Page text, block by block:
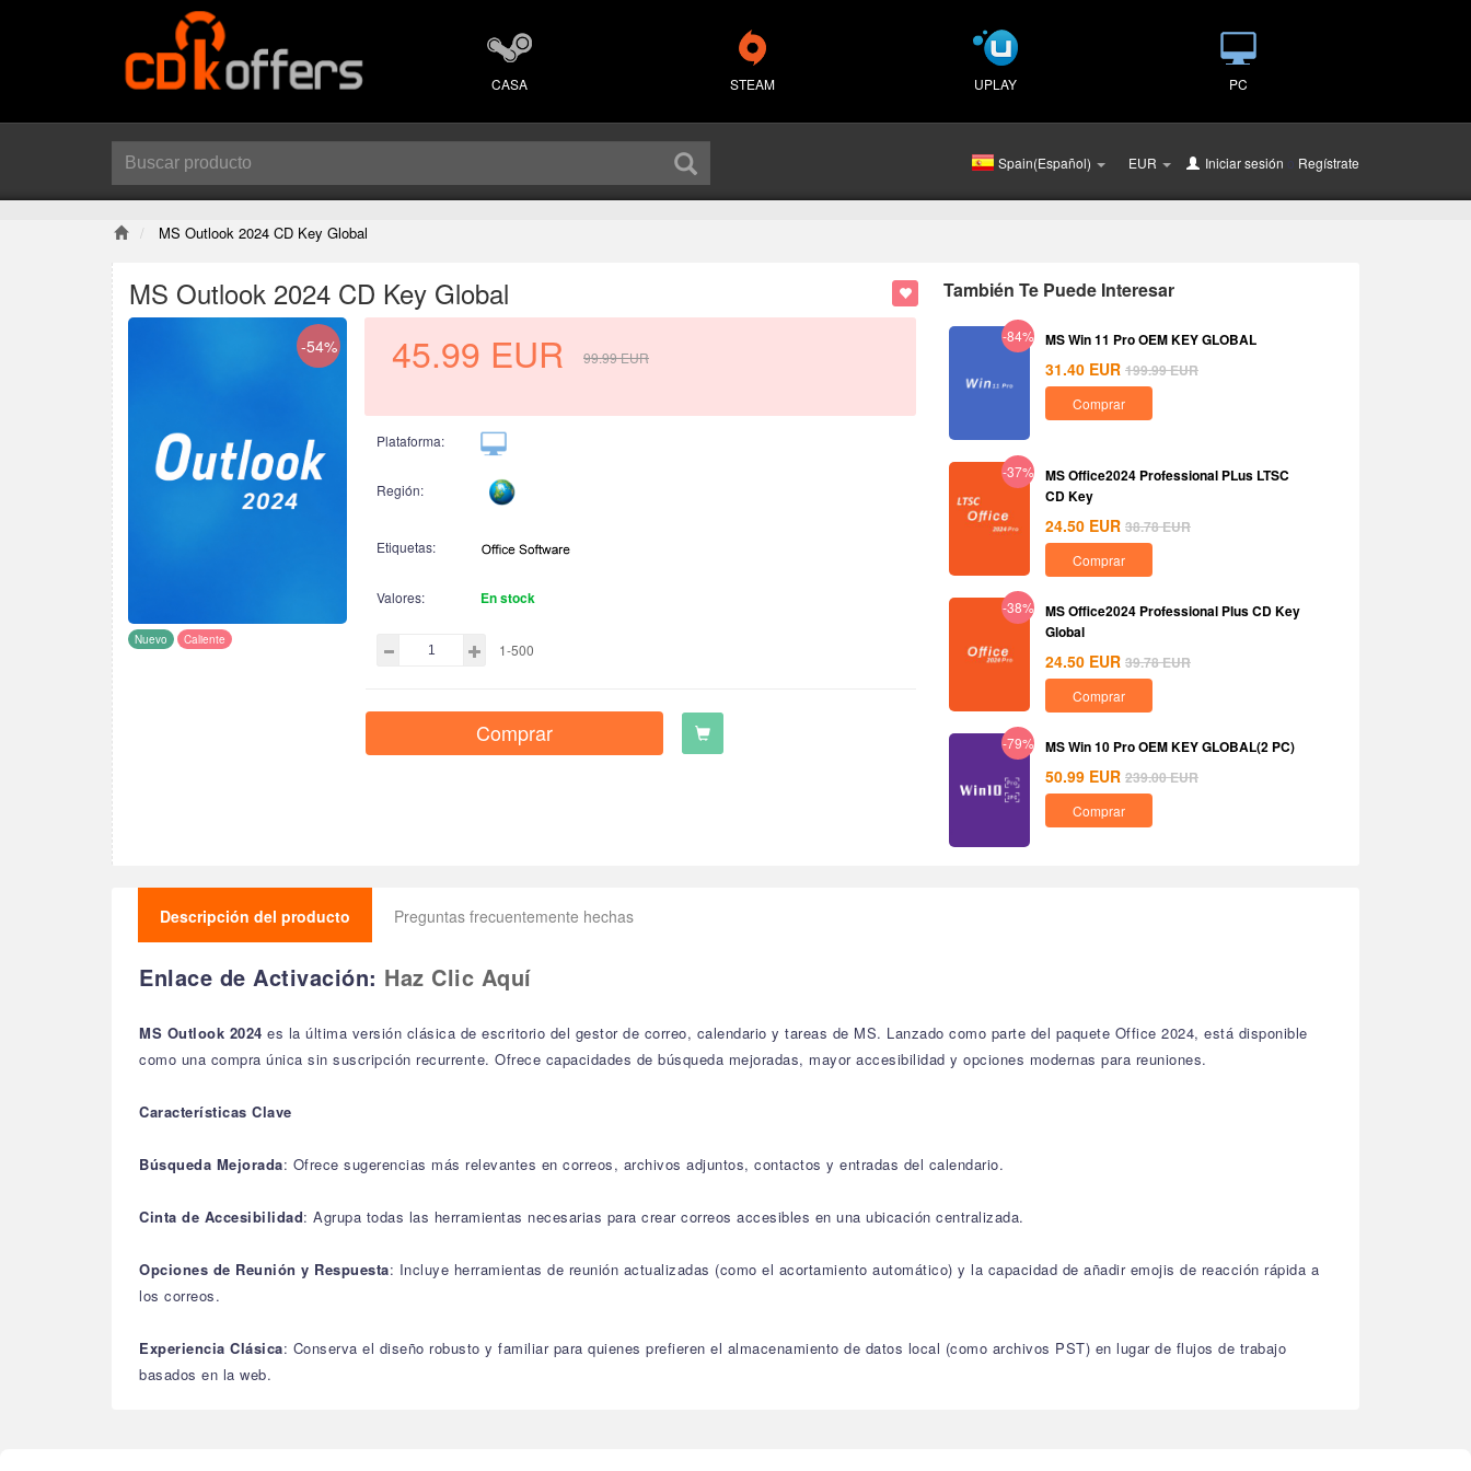
CASA STEAM UPLAY PC
Spain(Español) EUR Iniciar sesión o Regístrate
MS Outlook 2024 CD Key Global
MS Outlook 2024 CD Key Global
-54%
Nuevo Caliente
45.99 EUR 99.99EUR
Plataforma:
Región:
Etiquetas:
Valores: En stock
1-500
Comprar
También Te Puede Interesar
-84% MS Win 11 Pro OEM KEY GLOBAL
31.40 EUR 199.99EUR
Comprar
-37%
MS Office2024 Professional PLus LTSC
CD Key
24.50 EUR 38.78EUR
Comprar
-38%
MS Office2024 Professional Plus CD Key
Global
24.50 EUR 39.78EUR
Comprar
-79% MS Win 10 Pro OEM KEY GLOBAL(2 PC)
50.99 EUR 239.00EUR
Comprar
Descripción del producto Preguntas frecuentemente hechas
Enlace de Activación: Haz Clic Aquí
MS Outlook 2024 es la última versión clásica de escritorio del gestor de correo, calendario y tareas de MS. Lanzado como parte del paquete Office 2024, está disponible
como una compra única sin suscripción recurrente. Ofrece capacidades de búsqueda mejoradas, mayor accesibilidad y opciones modernas para reuniones.
Características Clave
Búsqueda Mejorada: Ofrece sugerencias más relevantes en correos, archivos adjuntos, contactos y entradas del calendario.
Cinta de Accesibilidad: Agrupa todas las herramientas necesarias para crear correos accesibles en una ubicación centralizada.
Opciones de Reunión y Respuesta: Incluye herramientas de reunión actualizadas (como el acortamiento automático) y la capacidad de añadir emojis de reacción rápida a
los correos.
Experiencia Clásica: Conserva el diseño robusto y familiar para quienes prefieren el almacenamiento de datos local (como archivos PST) en lugar de flujos de trabajo
basados en la web.